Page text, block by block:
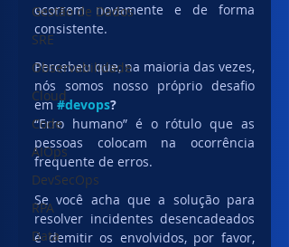
Gestão de Dados
SRE
Observabilidade
Cloud
Code
AIOps
DevSecOps
RPA
Data
ocorrem novamente e de forma
consistente.
Percebeu que, na maioria das vezes,
nós somos nosso próprio desafio
em #devops?
“Erro humano” é o rótulo que as
pessoas colocam na ocorrência
frequente de erros.
Se você acha que a solução para
resolver incidentes desencadeados
é demitir os envolvidos, por favor,